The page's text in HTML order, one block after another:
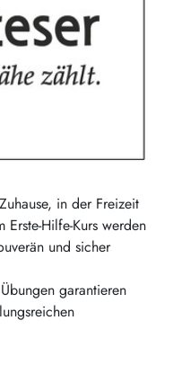
in der Freizeit
Hilfe-Kurs werden
und sicher
garantieren